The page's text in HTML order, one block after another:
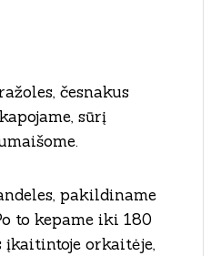
česnakus
sūrį
pakildiname
to kepame iki 180
orkaitėje,